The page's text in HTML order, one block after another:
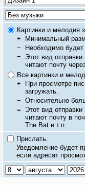
Картинки и мелодия
+
Минимальный
−
Необходимо будет
= Этот вид
читают почту
Все картинки и
+
При просмотре
загружать.
− Относительно
= Этот вид
читают почту в
The Bat и т.п.
Прислать.
Уведомление будет
если адресат